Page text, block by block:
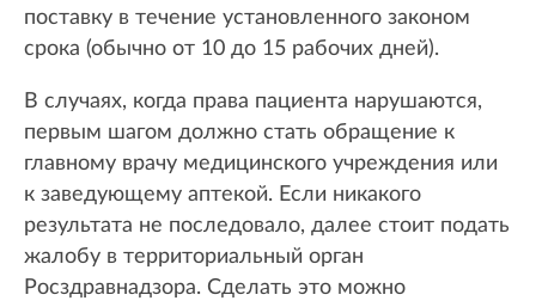
поставку в течение установленного законом
срока (обычно от 10 до 15 рабочих дней).
В случаях, когда права пациента нарушаются,
первым шагом должно стать обращение к
главному врачу медицинского учреждения или
к заведующему аптекой. Если никакого
результата не последовало, далее стоит подать
жалобу в территориальный орган
Росздравнадзора. Сделать это можно